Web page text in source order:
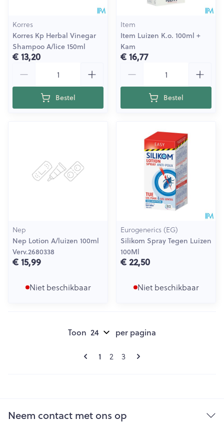
Korres
Korres Kp Herbal Vinegar
Shampoo A/lice 150ml
€ 13,20
Bestel
Item
Item Luizen K.o. 100ml +
Kam
€ 16,77
Bestel
Nep
Nep Lotion A/luizen 100ml
Verv.2680338
€ 15,99
Niet beschikbaar
Eurogenerics (EG)
Silikom Spray Tegen Luizen
100Ml
€ 22,50
Niet beschikbaar
Pagina's
U lees momenteel pagina
1 Pagina
2 Pagina
3
Toon per pagina
Neem contact met ons op